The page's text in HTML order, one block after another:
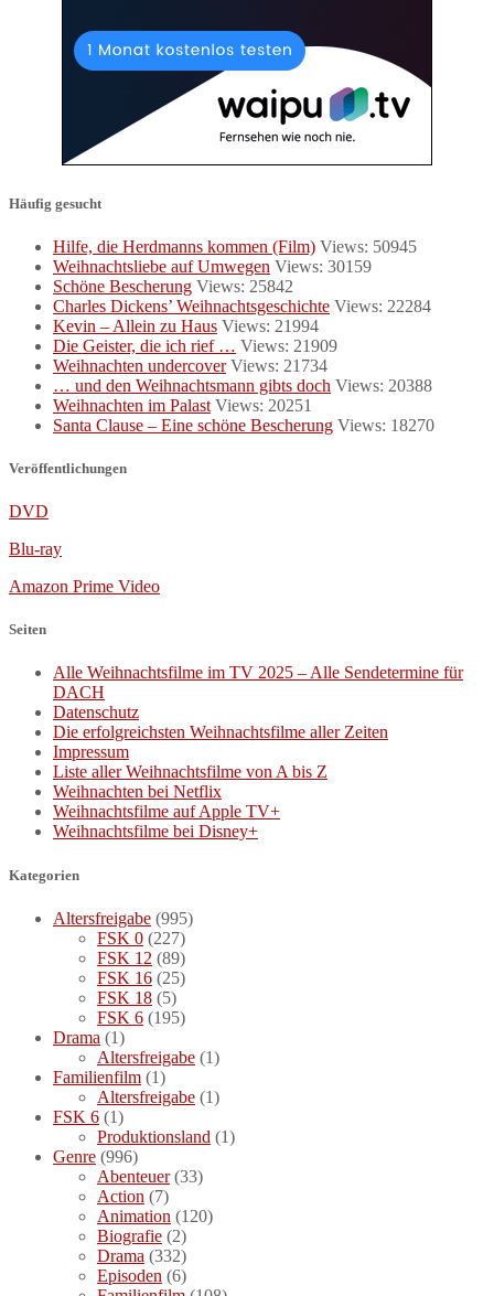
Häufig gesucht
Hilfe, die Herdmanns kommen (Film) Views: 50945
Weihnachtsliebe auf Umwegen Views: 30159
Schöne Bescherung Views: 25842
Charles Dickens’ Weihnachtsgeschichte Views: 22284
Kevin – Allein zu Haus Views: 21994
Die Geister, die ich rief … Views: 21909
Weihnachten undercover Views: 21734
… und den Weihnachtsmann gibts doch Views: 20388
Weihnachten im Palast Views: 20251
Santa Clause – Eine schöne Bescherung Views: 18270
Veröffentlichungen
DVD
Blu-ray
Amazon Prime Video
Seiten
Alle Weihnachtsfilme im TV 2025 – Alle Sendetermine für
DACH
Datenschutz
Die erfolgreichsten Weihnachtsfilme aller Zeiten
Impressum
Liste aller Weihnachtsfilme von A bis Z
Weihnachten bei Netflix
Weihnachtsfilme auf Apple TV+
Weihnachtsfilme bei Disney+
Kategorien
Altersfreigabe (995)
FSK 0 (227)
FSK 12 (89)
FSK 16 (25)
FSK 18 (5)
FSK 6 (195)
Drama (1)
Altersfreigabe (1)
Familienfilm (1)
Altersfreigabe (1)
FSK 6 (1)
Produktionsland (1)
Genre (996)
Abenteuer(33)
Action (7)
Animation (120)
Biografie (2)
Drama (332)
Episoden (6)